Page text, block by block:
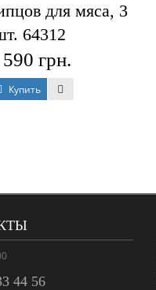
для мяса, 3
64312
грн.
Купить
44 56